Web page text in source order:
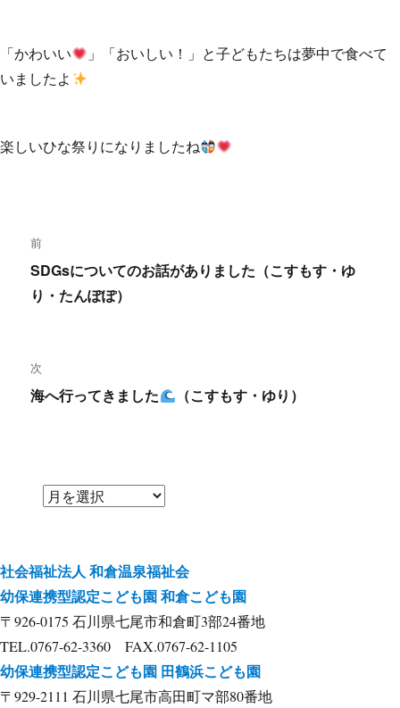
「かわいい
」「おいしい！」と子どもたちは夢中で食べて
いましたよ
楽しいひな祭りになりましたね
稿
ナ
ゲ
ョ
前
前
の
SDGsについてのお話がありました（こすもす・ゆ
り・たんぽぽ）
次
次
海へ行ってきました （こすもす・ゆり）
社会福祉法人 和倉温泉福祉会
幼保連携型認定こども園 和倉こども園
〒926-0175 石川県七尾市和倉町3部24番地
TEL.0767-62-3360 FAX.0767-62-1105
幼保連携型認定こども園 田鶴浜こども園
〒929-2111 石川県七尾市高田町マ部80番地